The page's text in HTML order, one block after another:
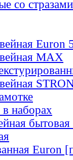
со стразами
Euron
МАХ
наборах
бытовая
Euron